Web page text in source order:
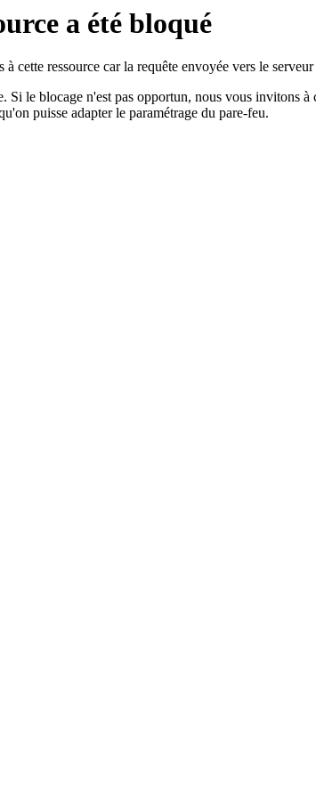
a été bloqué
cette ressource car la requête envoyée vers le serveur
Si le blocage n'est pas opportun, nous vous invitons à
puisse adapter le paramétrage du pare-feu.